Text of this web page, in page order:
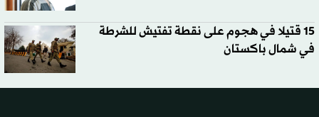
15 قتيلا في هجوم على نقطة تفتيش للشرطة
في شمال باكستان